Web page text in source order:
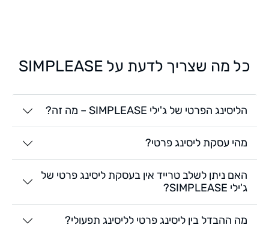
כל מה שצריך לדעת על SIMPLEASE
הליסינג הפרטי של ג'ילי SIMPLEASE – מה זה?
מהי עסקת ליסינג פרטי?
האם ניתן לשלב טרייד אין בעסקת ליסינג פרטי של
ג'ילי SIMPLEASE?
מה ההבדל בין ליסינג פרטי לליסינג תפעולי?